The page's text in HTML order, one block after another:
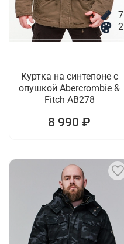
7
2
Куртка на синтепоне с
опушкой Abercrombie &
Fitch AB278
8 990 ₽